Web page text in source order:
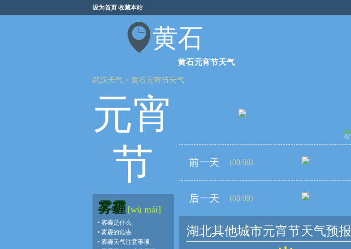
设为首页 收藏本站
黄石
黄石元宵节天气
武汉天气 > 黄石元宵节天气
元宵
节
雾霾 [wù mái]
• 雾霾是什么
• 雾霾的危害
• 雾霾天气注意事项
42
前一天 (08/08)
后一天 (08/09)
湖北其他城市元宵节天气预报